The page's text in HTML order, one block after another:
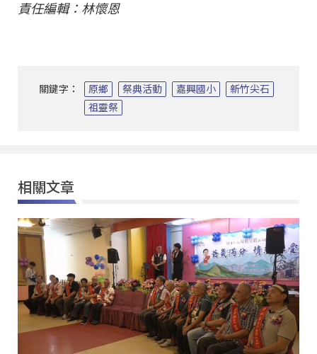
責任編輯：林懷恩
關鍵字： 原鄉 祭典活動 嘉興國小
新竹尖石
祖靈祭
相關文章